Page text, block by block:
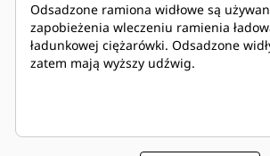
Odsadzone ramiona widłowe są
zapobieżenia wleczeniu ramienia
ładunkowej ciężarówki. Odsadzone
zatem mają wyższy udźwig.